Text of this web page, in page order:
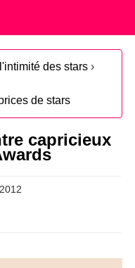
des stars ›
de stars
capricieux